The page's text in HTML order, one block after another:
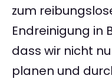
zum
Endreinigung in
dass wir nicht
planen und